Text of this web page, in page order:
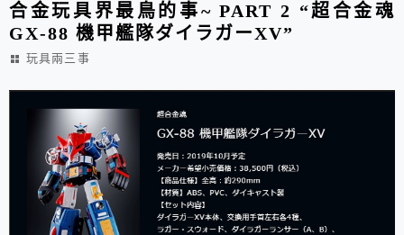
合金玩具界最鳥的事~ PART 2 “超合金魂
GX-88 機甲艦隊ダイラガーXV”
玩具兩三事